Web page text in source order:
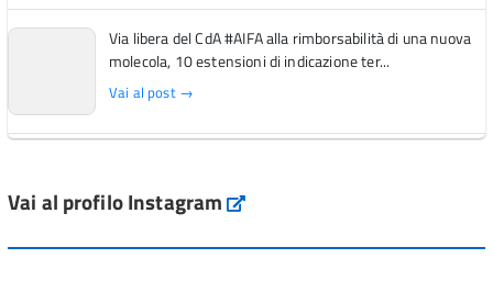
Via libera del CdA #AIFA alla rimborsabilità di una nuova
molecola, 10 estensioni di indicazione ter...
Vai al post →
Vai al post →
Vai al profilo Instagram Instagram